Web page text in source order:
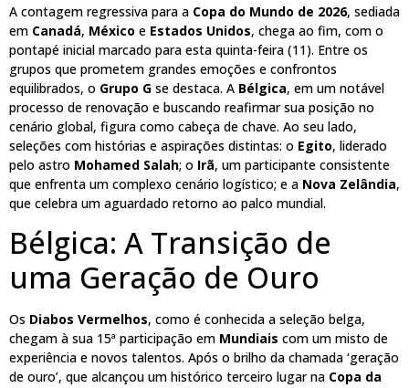
A contagem regressiva para a Copa do Mundo de 2026, sediada
em Canadá, México e Estados Unidos, chega ao fim, com o
pontapé inicial marcado para esta quinta-feira (11). Entre os
grupos que prometem grandes emoções e confrontos
equilibrados, o Grupo G se destaca. A Bélgica, em um notável
processo de renovação e buscando reafirmar sua posição no
cenário global, figura como cabeça de chave. Ao seu lado,
seleções com histórias e aspirações distintas: o Egito, liderado
pelo astro Mohamed Salah; o Irã, um participante consistente
que enfrenta um complexo cenário logístico; e a Nova Zelândia,
que celebra um aguardado retorno ao palco mundial.
Bélgica: A Transição de
uma Geração de Ouro
Os Diabos Vermelhos, como é conhecida a seleção belga,
chegam à sua 15ª participação em Mundiais com um misto de
experiência e novos talentos. Após o brilho da chamada ‘geração
de ouro’, que alcançou um histórico terceiro lugar na Copa da